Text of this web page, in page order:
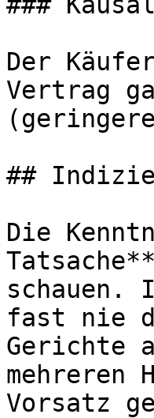
Der
Vertrag
##
Die
fast nie
Gerichte
Vorsatz